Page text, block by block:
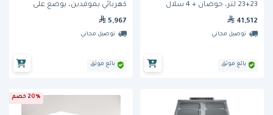
23+23 لتر، حوضان + 4 سلال
نصفية الحجم.
41,512
توصيل مجاني
بائع موثق
كهربائي بموقدين، يوضع على
سطح العمل
5,967
توصيل مجاني
بائع موثق
20% خصم